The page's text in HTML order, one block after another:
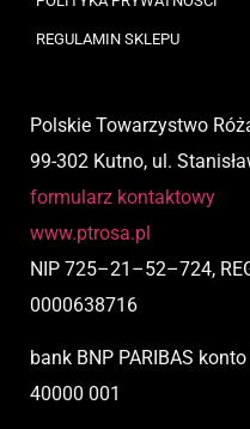
REGULAMIN SKLEPU
Polskie Towarzystwo
99-302 Kutno, ul.
formularz kontaktowy
www.ptrosa.pl
NIP 725–21 –52–724,
0000638716
bank BNP PARIBAS konto
40000 001